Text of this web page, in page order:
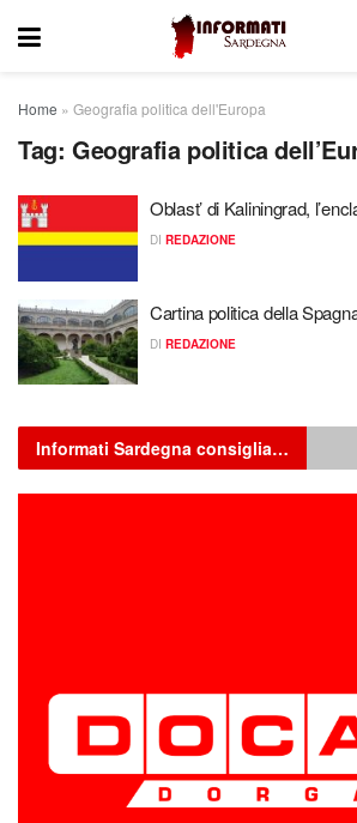
Home » Geografia politica dell'Europa
Tag: Geografia politica
Oblast’ di Kaliningrad,
DI REDAZIONE
Cartina politica della
DI REDAZIONE
Informati Sardegna consiglia…